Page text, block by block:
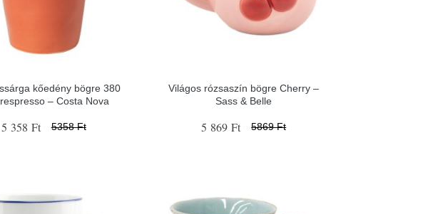
kőedény bögre 380
– Costa Nova
5 358 Ft 5358 Ft
Világos rózsaszín bögre Cherry –
Sass & Belle
5 869 Ft 5869 Ft